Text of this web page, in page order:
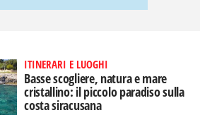
ITINERARI E LUOGHI
Basse scogliere, natura e mare
cristallino: il piccolo paradiso sulla
costa siracusana